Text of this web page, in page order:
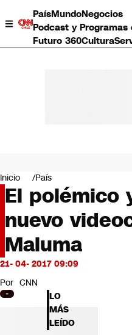
PaísMundoNegocios
Podcast y
Futuro 360Cultura
Negocios
Deportes
Programas completos
Cultura
Servicios
Bits
CNN tiempo
Futuro 360
Opinión
Inicio País
El polémico
nuevo
Maluma
21- 04- 2017 09:09
Por CNN
LO
MÁS
LEÍDO